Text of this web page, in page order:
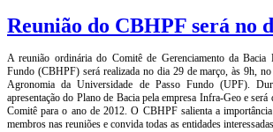
Reunião do CBHPF será no
A reunião ordinária do Comitê de Gerenciamento da
Fundo (CBHPF) será realizada no dia 29 de março, às 9h,
Agronomia da Universidade de Passo Fundo (UPF).
apresentação do Plano de Bacia pela empresa Infra-Geo e
Comitê para o ano de 2012. O CBHPF salienta a
membros nas reuniões e convida todas as entidades